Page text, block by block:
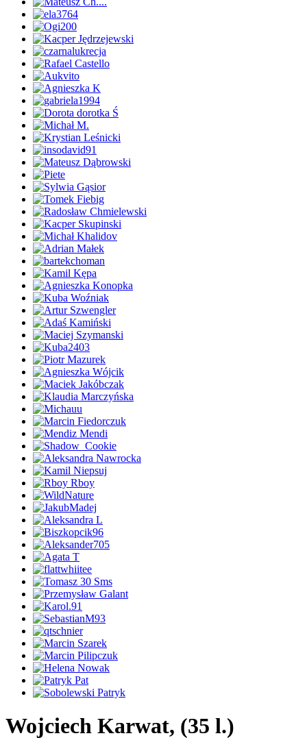
Wojciech Karwat, (35 l.)